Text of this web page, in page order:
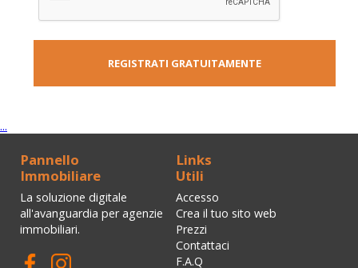
REGISTRATI GRATUITAMENTE
...
Pannello
Immobiliare
La soluzione digitale
all'avanguardia per agenzie
immobiliari.
Links
Utili
Accesso
Crea il tuo sito web
Prezzi
Contattaci
F.A.Q